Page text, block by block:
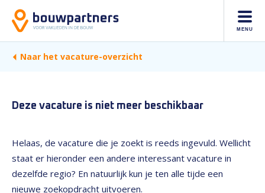
MENU
Naar het vacature-overzicht
Deze vacature is niet meer beschikbaar
Helaas, de vacature die je zoekt is reeds ingevuld. Wellicht
staat er hieronder een andere interessant vacature in
dezelfde regio? En natuurlijk kun je ten alle tijde een
nieuwe zoekopdracht uitvoeren.